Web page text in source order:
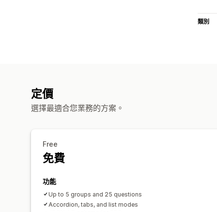
類別
定價
選擇最適合您業務的方案。
Free
免費
功能
Up to 5 groups and 25 questions
Accordion, tabs, and list modes